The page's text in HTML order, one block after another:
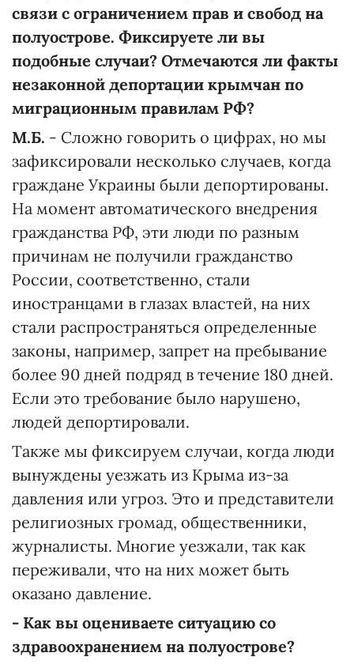
связи с ограничением прав и свобод на
полуострове. Фиксируете ли вы
подобные случаи? Отмечаются ли факты
незаконной депортации крымчан по
миграционным правилам РФ?
М.Б. - Сложно говорить о цифрах, но мы
зафиксировали несколько случаев, когда
граждане Украины были депортированы.
На момент автоматического внедрения
гражданства РФ, эти люди по разным
причинам не получили гражданство
России, соответственно, стали
иностранцами в глазах властей, на них
стали распространяться определенные
законы, например, запрет на пребывание
более 90 дней подряд в течение 180 дней.
Если это требование было нарушено,
людей депортировали.
Также мы фиксируем случаи, когда люди
вынуждены уезжать из Крыма из-за
давления или угроз. Это и представители
религиозных громад, общественники,
журналисты. Многие уезжали, так как
переживали, что на них может быть
оказано давление.
- Как вы оцениваете ситуацию со
здравоохранением на полуострове?